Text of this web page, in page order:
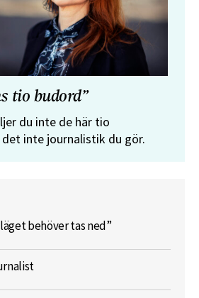
tio budord”
du inte de här tio
det inte journalistik du gör.
behöver tas ned”